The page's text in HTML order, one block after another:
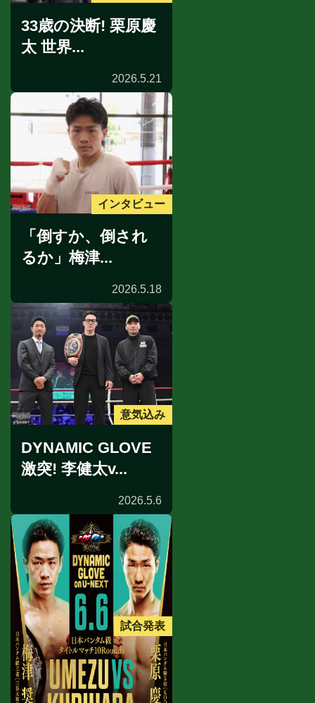
33歳の決断! 栗原慶
太 世界...
2026.5.21
インタビュー
「倒すか、倒され
るか」梅津...
2026.5.18
意気込み
DYNAMIC GLOVE
激突! 李健太v...
2026.5.6
試合発表